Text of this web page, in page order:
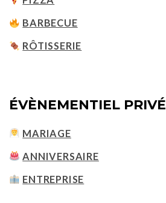
BARBECUE
RÔTISSERIE
ÉVÈNEMENTIEL PRIVÉ
MARIAGE
ANNIVERSAIRE
ENTREPRISE